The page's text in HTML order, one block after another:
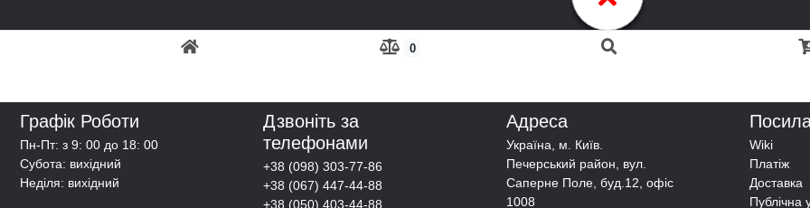
0
Графік Роботи
Пн-Пт: з 9: 00 до 18: 00
Субота: вихідний
Неділя: вихідний
Дзвоніть за
телефонами
+38 (098) 303-77-86
+38 (067) 447-44-88
+38 (050) 403-44-88
Адреса
Українa, м. Київ.
Печерський район, вул.
Саперне Поле, буд.12, офіс
1008
Wiki
Платіж
Доставка
Публічна